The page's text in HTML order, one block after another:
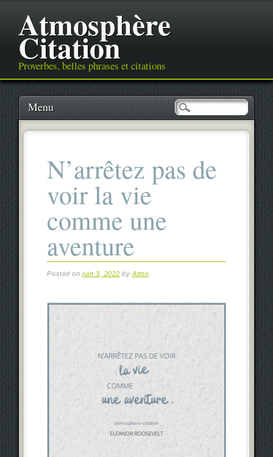
Atmosphère
Citation
Proverbes, belles phrases et citations
Main menu
Skip
content
Menu
N’arrêtez pas de
voir la vie
comme une
aventure
Posted onjuin 3, 2022 byAtmo